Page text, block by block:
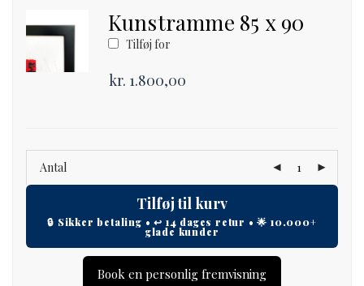
Kunstramme 85 x 90
Tilføj for
kr. 1.800,00
Antal
Tilføj til kurv
Book en personlig fremvisning